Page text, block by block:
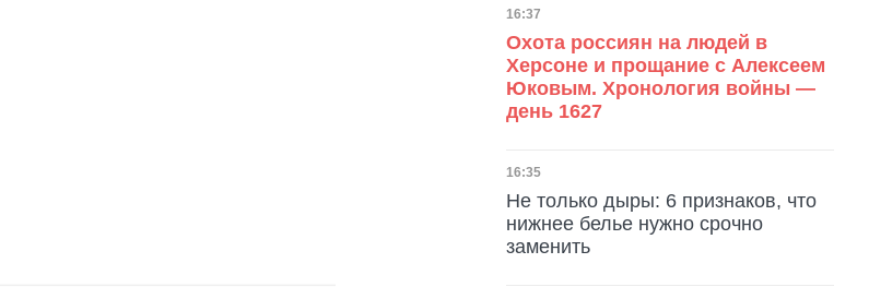
Дата публикации
16:37
Охота россиян на людей в
Херсоне и прощание с Алексеем
Юковым. Хронология войны —
день 1627
Дата публикации
16:35
Не только дыры: 6 признаков, что
нижнее белье нужно срочно
заменить